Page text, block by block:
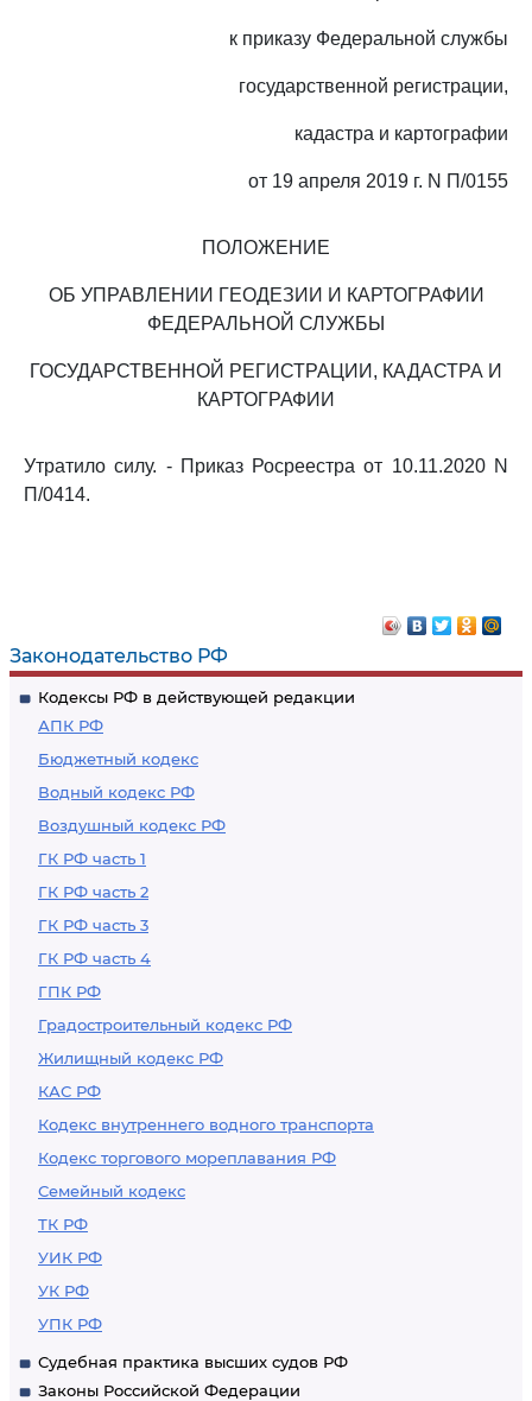
Законодательство РФ
Кодексы РФ в действующей редакции
АПК РФ
Бюджетный кодекс
Водный кодекс РФ
Воздушный кодекс РФ
ГК РФ часть 1
ГК РФ часть 2
ГК РФ часть 3
ГК РФ часть 4
ГПК РФ
Градостроительный кодекс РФ
Жилищный кодекс РФ
КАС РФ
Кодекс внутреннего водного транспорта
Кодекс торгового мореплавания РФ
Семейный кодекс
ТК РФ
УИК РФ
УК РФ
УПК РФ
Судебная практика высших судов РФ
Законы Российской Федерации
к приказу Федеральной службы
государственной регистрации,
кадастра и картографии
от 19 апреля 2019 г. N П/0155
ПОЛОЖЕНИЕ
ОБ УПРАВЛЕНИИ ГЕОДЕЗИИ И КАРТОГРАФИИ
ФЕДЕРАЛЬНОЙ СЛУЖБЫ
ГОСУДАРСТВЕННОЙ РЕГИСТРАЦИИ, КАДАСТРА И
КАРТОГРАФИИ
Утратило силу. - Приказ Росреестра от 10.11.2020 N
П/0414.